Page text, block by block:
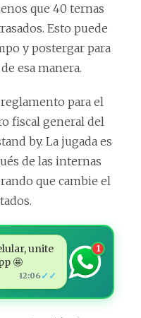
que 40 ternas
Esto puede
y postergar para
esa manera.
para el
fiscal general del
by. La jugada es
de las internas
que cambie el
unite
🤩
12:06 ✓✓
1